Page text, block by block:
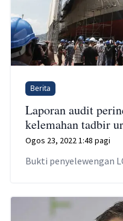
Berita
Laporan audit
kelemahan tadbir
Ogos 23, 2022 1:48 pagi
Bukti penyelewengan